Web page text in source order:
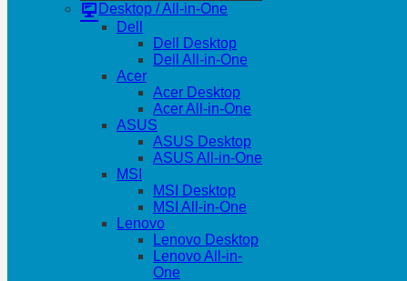
Desktop / All-in-One
Dell
Dell Desktop
Dell All-in-One
Acer
Acer Desktop
Acer All-in-One
ASUS
ASUS Desktop
ASUS All-in-One
MSI
MSI Desktop
MSI All-in-One
Lenovo
Lenovo Desktop
Lenovo All-in-
One